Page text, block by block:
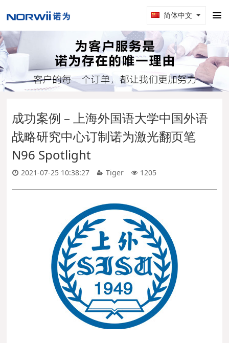
简体中文
成功案例 – 上海外国语大学中国外语
战略研究中心订制诺为激光翻页笔
N96 Spotlight
2021-07-25 10:38:27 Tiger 1205